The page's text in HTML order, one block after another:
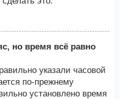
но время всё равно
указали часовой
по-прежнему
установлено время